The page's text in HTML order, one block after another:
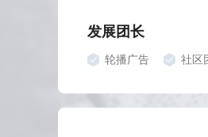
发展团长
轮播广告 社区